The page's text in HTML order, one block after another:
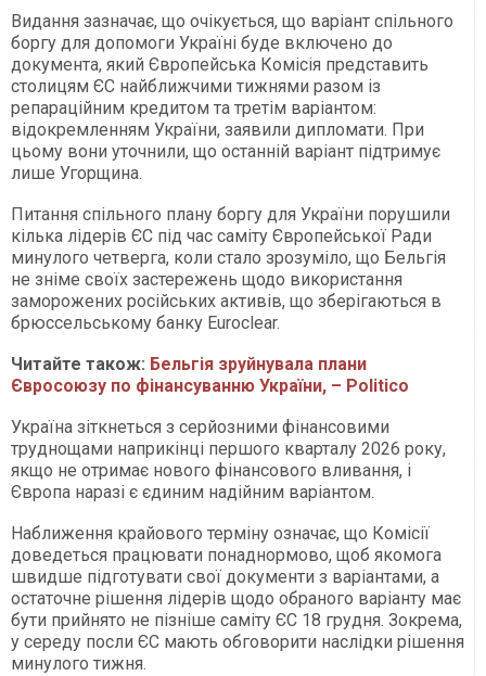
Видання зазначає, що очікується, що варіант спільного
боргу для допомоги Україні буде включено до
документа, який Європейська Комісія представить
столицям ЄС найближчими тижнями разом із
репараційним кредитом та третім варіантом:
відокремленням України, заявили дипломати. При
цьому вони уточнили, що останній варіант підтримує
лише Угорщина.
Питання спільного плану боргу для України порушили
кілька лідерів ЄС під час саміту Європейської Ради
минулого четверга, коли стало зрозуміло, що Бельгія
не зніме своїх застережень щодо використання
заморожених російських активів, що зберігаються в
брюссельському банку Euroclear.
Читайте також: Бельгія зруйнувала плани
Євросоюзу по фінансуванню України, – Politico
Україна зіткнеться з серйозними фінансовими
труднощами наприкінці першого кварталу 2026 року,
якщо не отримає нового фінансового вливання, і
Європа наразі є єдиним надійним варіантом.
Наближення крайового терміну означає, що Комісії
доведеться працювати понаднормово, щоб якомога
швидше підготувати свої документи з варіантами, а
остаточне рішення лідерів щодо обраного варіанту має
бути прийнято не пізніше саміту ЄС 18 грудня. Зокрема,
у середу посли ЄС мають обговорити наслідки рішення
минулого тижня.